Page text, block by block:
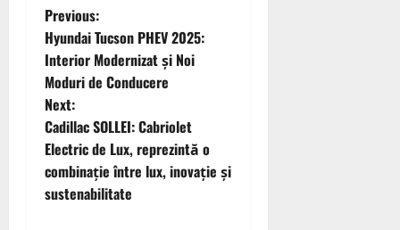
P
o
s
t
n
a
Previous:
Hyundai Tucson PHEV 2025:
Interior Modernizat și Noi
Moduri de Conducere
Next:
Cadillac SOLLEI: Cabriolet
Electric de Lux, reprezintă o
combinație între lux, inovație și
sustenabilitate